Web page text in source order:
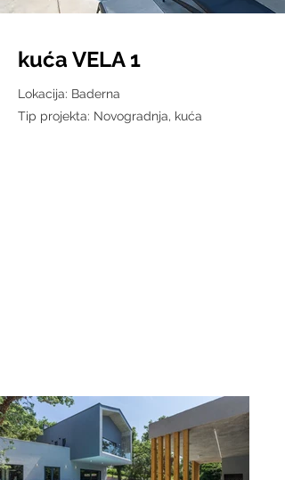
kuća VELA 1
Lokacija: Baderna
Tip projekta: Novogradnja, kuća